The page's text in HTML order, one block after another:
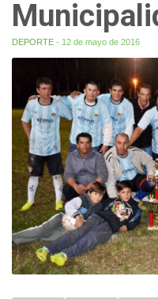
DEPORTE - 12 de mayo de 2016